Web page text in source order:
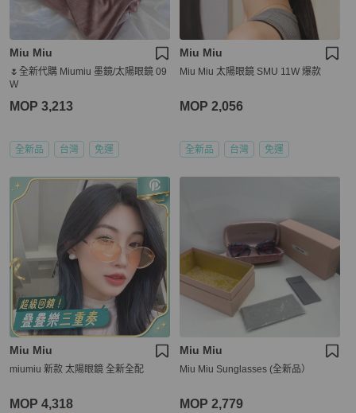
Miu Miu
🌷全新代購 Miumiu 墨鏡/太陽眼鏡 09
W
MOP 3,213
全新品 台灣 免運
Miu Miu
Miu Miu 太陽眼鏡 SMU 11W 爆款
MOP 2,056
全新品 台灣 免運
Miu Miu
miumiu 新款 太陽眼鏡 全新全配
MOP 4,318
Miu Miu
Miu Miu Sunglasses (全新品）
MOP 2,779